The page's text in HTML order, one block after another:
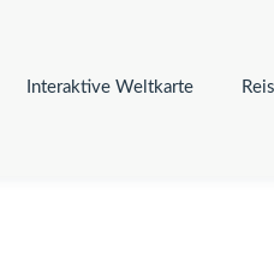
Interaktive Weltkarte